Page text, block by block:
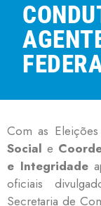
Com as
Social e
e Integridade
oficiais
Secretaria de